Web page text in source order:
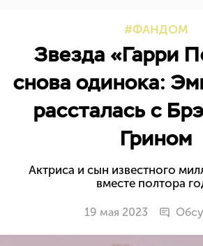
ФАНДОМ
Звезда «Гарри
снова одинока:
рассталась с
Грином
Актриса и сын известного
вместе полтора
19 мая 2023